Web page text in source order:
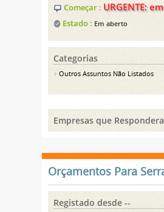
Começar : URGENTE:
Estado : Em aberto
Categorias
Outros Assuntos Não Listados
Empresas que
Orçamentos Para
Registado desde --